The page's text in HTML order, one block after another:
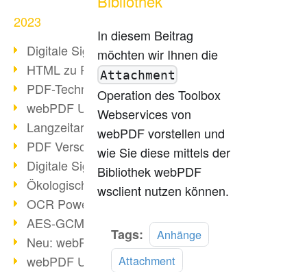
2023
Digitale Signatur in PDF
HTML zu PDF
PDF-Techniken für Barrierefreiheit
webPDF Update 9.0.0.3149
Langzeitarchivierung mit PDF/A
PDF Verschlüsselung
Digitale Signaturen
Ökologischen Abdruck reduzieren
OCR Power für Profis
AES-GCM-Unterstützung (PDF 2.0)
Neu: webPDF Developer Hub
webPDF Update 9.0.0.2898
In diesem Beitrag
möchten wir Ihnen die
Attachment
Operation des Toolbox
Webservices von
webPDF vorstellen und
wie Sie diese mittels der
Bibliothek webPDF
wsclient nutzen können.
Tags:
Anhänge
Attachment